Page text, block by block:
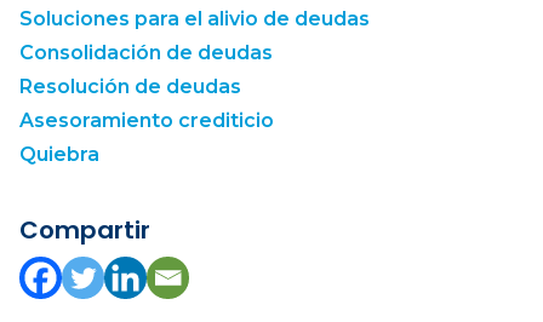
Soluciones para el alivio de deudas
Consolidación de deudas
Resolución de deudas
Asesoramiento crediticio
Quiebra
Compartir